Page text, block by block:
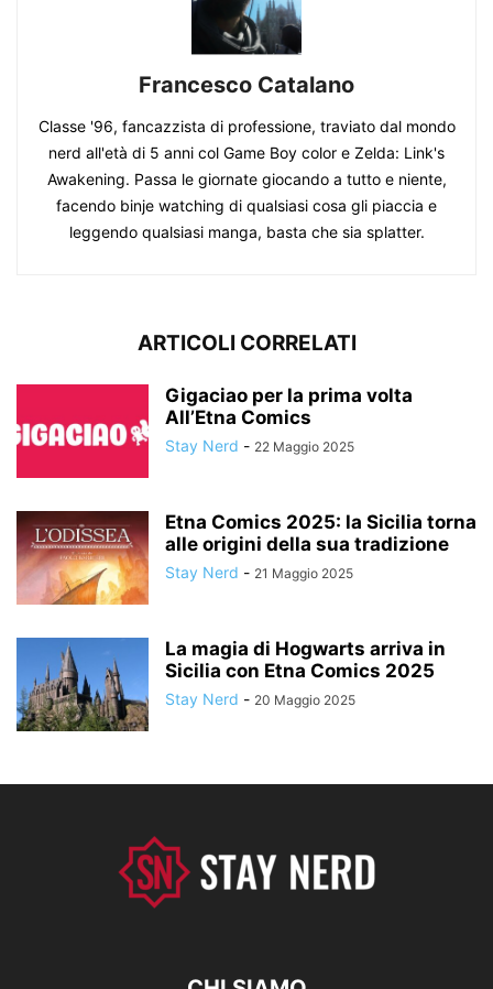
Francesco Catalano
Classe '96, fancazzista di professione, traviato dal mondo
nerd all'età di 5 anni col Game Boy color e Zelda: Link's
Awakening. Passa le giornate giocando a tutto e niente,
facendo binje watching di qualsiasi cosa gli piaccia e
leggendo qualsiasi manga, basta che sia splatter.
ARTICOLI CORRELATI
Gigaciao per la prima volta
All’Etna Comics
Stay Nerd - 22 Maggio 2025
Etna Comics 2025: la Sicilia torna
alle origini della sua tradizione
Stay Nerd - 21 Maggio 2025
La magia di Hogwarts arriva in
Sicilia con Etna Comics 2025
Stay Nerd - 20 Maggio 2025